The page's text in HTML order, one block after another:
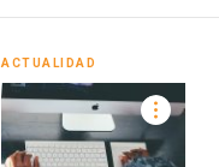
ACTUALIDAD